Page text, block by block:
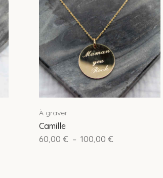
À graver
Camille
60,00 € – 100,00 €